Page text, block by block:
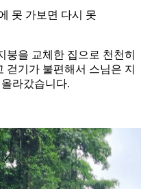
못 가보면 다시 못
붕을 교체한 집으로 천천히
걷기가 불편해서 스님은 지
라갔습니다.